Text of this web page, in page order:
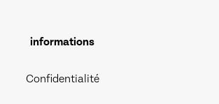
informations
Confidentialité